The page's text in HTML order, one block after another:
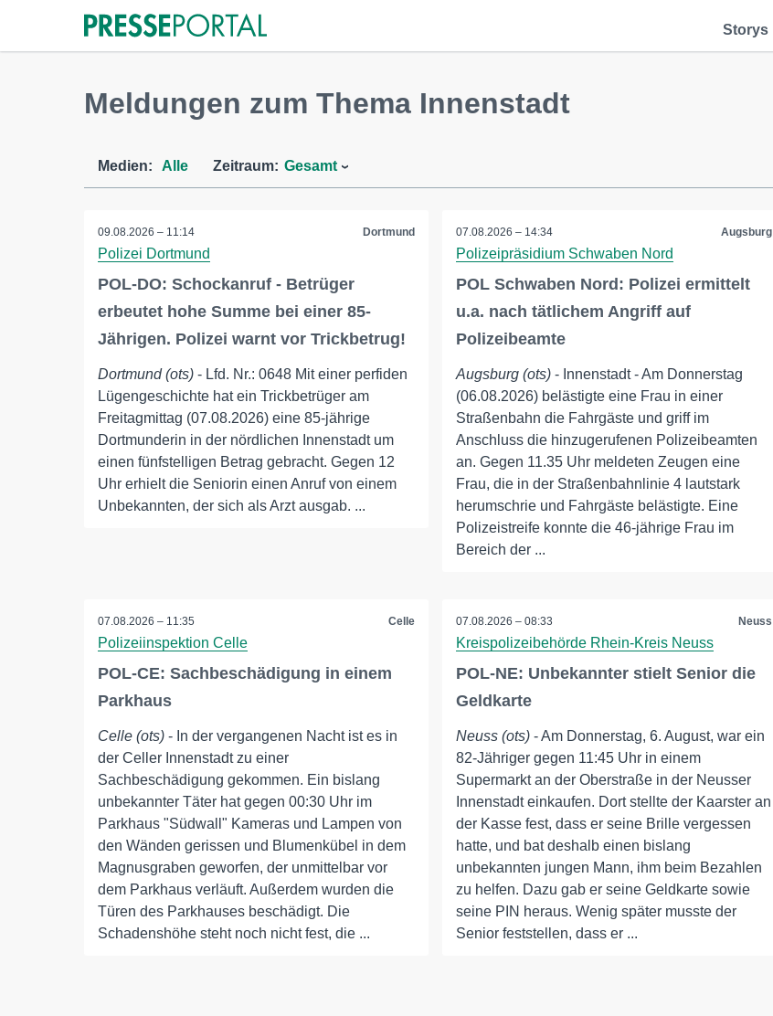
Storys
Meldungen zum Thema Innenstadt
Medien: Alle Zeitraum: Gesamt
09.08.2026 – 11:14 Dortmund
Polizei Dortmund
POL-DO: Schockanruf - Betrüger
erbeutet hohe Summe bei einer 85-
Jährigen. Polizei warnt vor Trickbetrug!
Dortmund (ots) - Lfd. Nr.: 0648 Mit einer perfiden
Lügengeschichte hat ein Trickbetrüger am
Freitagmittag (07.08.2026) eine 85-jährige
Dortmunderin in der nördlichen Innenstadt um
einen fünfstelligen Betrag gebracht. Gegen 12
Uhr erhielt die Seniorin einen Anruf von einem
Unbekannten, der sich als Arzt ausgab. ...
07.08.2026 – 14:34 Augsburg
Polizeipräsidium Schwaben Nord
POL Schwaben Nord: Polizei ermittelt
u.a. nach tätlichem Angriff auf
Polizeibeamte
Augsburg (ots)- Innenstadt - Am Donnerstag
(06.08.2026) belästigte eine Frau in einer
Straßenbahn die Fahrgäste und griff im
Anschluss die hinzugerufenen Polizeibeamten
an. Gegen 11.35 Uhr meldeten Zeugen eine
Frau, die in der Straßenbahnlinie 4 lautstark
herumschrie und Fahrgäste belästigte. Eine
Polizeistreife konnte die 46-jährige Frau im
Bereich der ...
07.08.2026 – 11:35 Celle
Polizeiinspektion Celle
POL-CE: Sachbeschädigung in einem
Parkhaus
Celle (ots) - In der vergangenen Nacht ist es in
der Celler Innenstadt zu einer
Sachbeschädigung gekommen. Ein bislang
unbekannter Täter hat gegen 00:30 Uhr im
Parkhaus "Südwall" Kameras und Lampen von
den Wänden gerissen und Blumenkübel in dem
Magnusgraben geworfen, der unmittelbar vor
dem Parkhaus verläuft. Außerdem wurden die
Türen des Parkhauses beschädigt. Die
Schadenshöhe steht noch nicht fest, die ...
07.08.2026 – 08:33 Neuss
Kreispolizeibehörde Rhein-Kreis Neuss
POL-NE: Unbekannter stielt Senior die
Geldkarte
Neuss (ots)- Am Donnerstag, 6. August, war ein
82-Jähriger gegen 11:45 Uhr in einem
Supermarkt an der Oberstraße in der Neusser
Innenstadt einkaufen. Dort stellte der Kaarster an
der Kasse fest, dass er seine Brille vergessen
hatte, und bat deshalb einen bislang
unbekannten jungen Mann, ihm beim Bezahlen
zu helfen. Dazu gab er seine Geldkarte sowie
seine PIN heraus. Wenig später musste der
Senior feststellen, dass er ...